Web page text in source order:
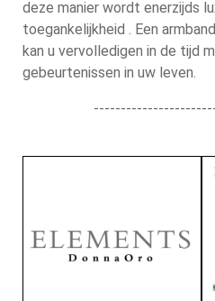
deze manier wordt enerzijds
toegankelijkheid . Een
kan u vervolledigen in de tijd
gebeurtenissen in uw leven.